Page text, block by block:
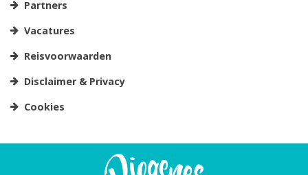
Partners
Vacatures
Reisvoorwaarden
Disclaimer & Privacy
Cookies